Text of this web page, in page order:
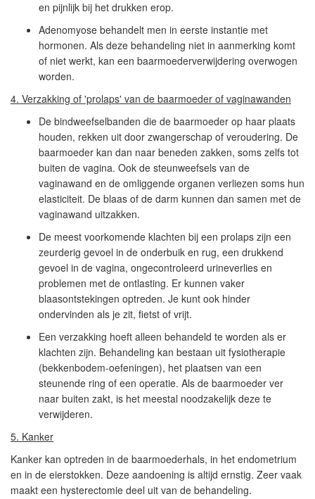
en pijnlijk bij het drukken erop.
Adenomyose behandelt men in eerste instantie met
hormonen. Als deze behandeling niet in aanmerking komt
of niet werkt, kan een baarmoederverwijdering overwogen
worden.
4. Verzakking of 'prolaps' van de baarmoeder of vaginawanden
De bindweefselbanden die de baarmoeder op haar plaats
houden, rekken uit door zwangerschap of veroudering. De
baarmoeder kan dan naar beneden zakken, soms zelfs tot
buiten de vagina. Ook de steunweefsels van de
vaginawand en de omliggende organen verliezen soms hun
elasticiteit. De blaas of de darm kunnen dan samen met de
vaginawand uitzakken.
De meest voorkomende klachten bij een prolaps zijn een
zeurderig gevoel in de onderbuik en rug, een drukkend
gevoel in de vagina, ongecontroleerd urineverlies en
problemen met de ontlasting. Er kunnen vaker
blaasontstekingen optreden. Je kunt ook hinder
ondervinden als je zit, fietst of vrijt.
Een verzakking hoeft alleen behandeld te worden als er
klachten zijn. Behandeling kan bestaan uit fysiotherapie
(bekkenbodem-oefeningen), het plaatsen van een
steunende ring of een operatie. Als de baarmoeder ver
naar buiten zakt, is het meestal noodzakelijk deze te
verwijderen.
5. Kanker
Kanker kan optreden in de baarmoederhals, in het endometrium
en in de eierstokken. Deze aandoening is altijd ernstig. Zeer vaak
maakt een hysterectomie deel uit van de behandeling.